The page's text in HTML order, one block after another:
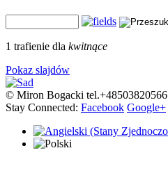
1 trafienie dla kwitnące
Pokaz slajdów
© Miron Bogacki tel.+48503820566
Stay Connected: Facebook Google+